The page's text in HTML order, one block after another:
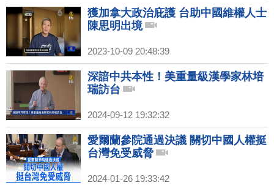
獲加拿大政治庇護 台助中國維權人士
陳思明出境
2023-10-09 20:48:39
深諳中共本性！美重量級漢學家林培
瑞訪台
2024-09-12 19:32:32
愛爾蘭參院通過決議 關切中國人權挺
台灣免受威脅
2024-01-26 19:33:42